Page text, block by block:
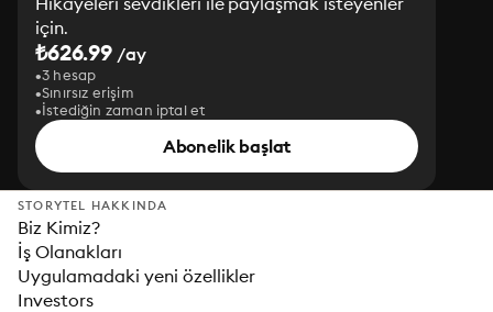
için.
₺626.99 /ay
3 hesap
Sınırsız erişim
İstediğin zaman iptal et
Abonelik başlat
STORYTEL HAKKINDA
Biz Kimiz?
İş Olanakları
Uygulamadaki yeni özellikler
Investors